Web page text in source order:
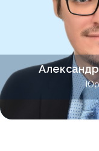
использовании
работает с IT
производственными
франшизами и